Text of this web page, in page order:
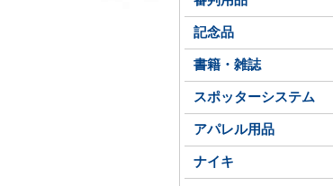
記念品
書籍・雑誌
スポッターシステム
アパレル用品
ナイキ